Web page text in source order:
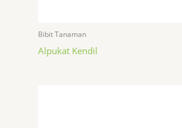
Bibit Tanaman
Alpukat Kendil